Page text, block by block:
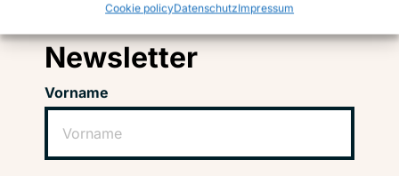
Cookie policyDatenschutzImpressum
Abonniere unseren
Newsletter
Vorname